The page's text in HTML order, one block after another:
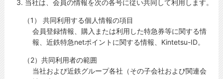
3. 当社は、会員の情報を次の各号に従い共同して利用します。
（1） 共同利用する個人情報の項目
会員登録情報、購入または利用した特急券等に関する情
報、近鉄特急netポイントに関する情報、Kintetsu-ID。
（2）共同利用者の範囲
当社および近鉄グループ各社（その子会社および関連会